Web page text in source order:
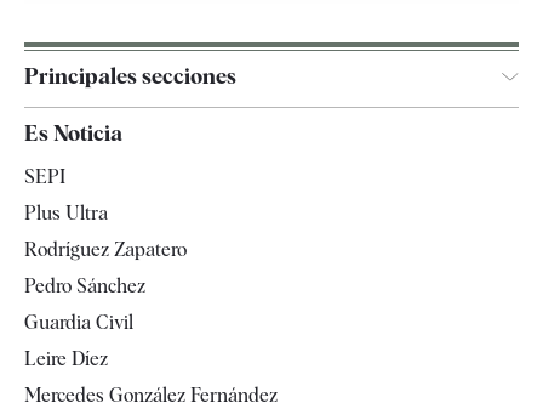
Principales secciones
España
Televisión
Es Noticia
SEPI
Plus Ultra
Rodríguez Zapatero
Pedro Sánchez
Guardia Civil
Leire Díez
Mercedes González Fernández